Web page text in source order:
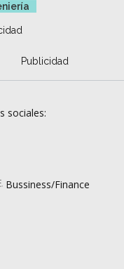
Publicidad
sociales:
Bussiness/Finance